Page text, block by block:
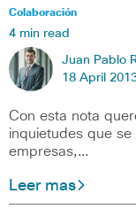
Colaboración
4 min read
Juan Pablo
18 April
Con esta nota
inquietudes que
empresas,…
Leer mas